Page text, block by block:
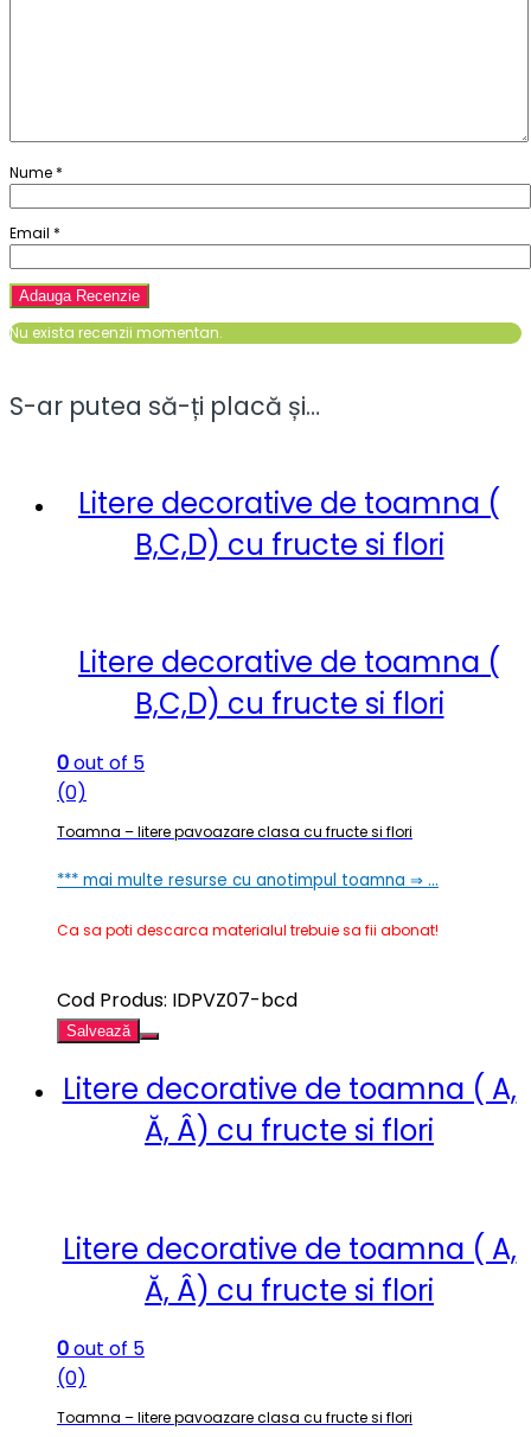
Nume *
Email *
Nu exista recenzii momentan.
S-ar putea să-ți placă și…
Litere decorative de toamna (
B,C,D) cu fructe si flori
Litere decorative de toamna (
B,C,D) cu fructe si flori
0out of 5
(0)
Toamna – litere pavoazare clasa cu fructe si flori
*** mai multe resurse cu anotimpul toamna ⇒ …
Ca sa poti descarca materialul trebuie sa fii abonat!
Cod Produs: IDPVZ07-bcd
Salvează
Litere decorative de toamna ( A,
Ă, Â) cu fructe si flori
Litere decorative de toamna ( A,
Ă, Â) cu fructe si flori
0out of 5
(0)
Toamna – litere pavoazare clasa cu fructe si flori